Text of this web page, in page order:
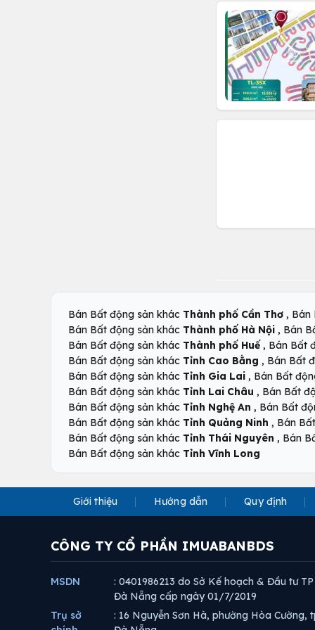
Bán Bất động sản khác Thành phố Cần Thơ , Bán
Bán Bất động sản khác Thành phố Hà Nội , Bán
Bán Bất động sản khác Thành phố Huế , Bán Bất
Bán Bất động sản khác Tỉnh Cao Bằng , Bán Bất
Bán Bất động sản khác Tỉnh Gia Lai , Bán Bất
Bán Bất động sản khác Tỉnh Lai Châu , Bán Bất
Bán Bất động sản khác Tỉnh Nghệ An , Bán Bất
Bán Bất động sản khác Tỉnh Quảng Ninh , Bán
Bán Bất động sản khác Tỉnh Thái Nguyên , Bán
Bán Bất động sản khác Tỉnh Vĩnh Long
Giới thiệu Hướng dẫn Quy định
CÔNG TY CỔ PHẦN IMUABANBDS
MSDN
: 0401986213 do Sở Kế hoạch & Đầu tư TP
Đà Nẵng cấp ngày 01/7/2019
Trụ sở
: 16 Nguyễn Sơn Hà, phường Hòa Cường,